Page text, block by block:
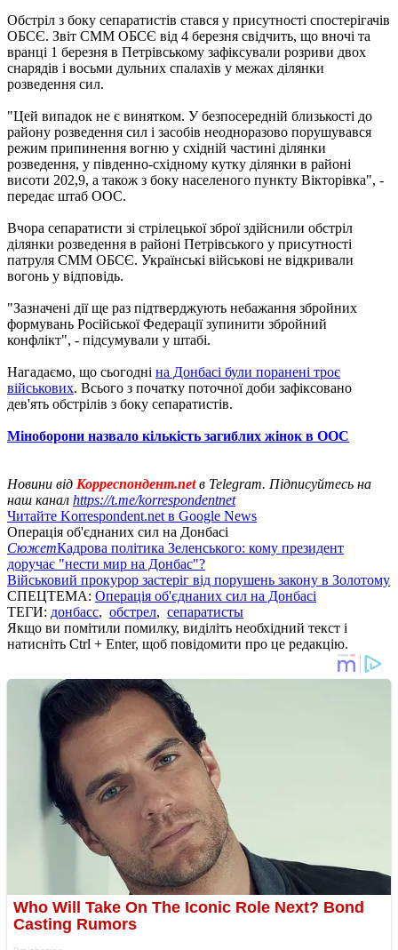
Обстріл з боку сепаратистів стався у присутності спостерігачів
ОБСЄ. Звіт СММ ОБСЄ від 4 березня свідчить, що вночі та
вранці 1 березня в Петрівському зафіксували розриви двох
снарядів і восьми дульних спалахів у межах ділянки
розведення сил.
"Цей випадок не є винятком. У безпосередній близькості до
району розведення сил і засобів неодноразово порушувався
режим припинення вогню у східній частині ділянки
розведення, у південно-східному кутку ділянки в районі
висоти 202,9, а також з боку населеного пункту Вікторівка", -
передає штаб ООС.
Вчора сепаратисти зі стрілецької зброї здійснили обстріл
ділянки розведення в районі Петрівського у присутності
патруля СММ ОБСЄ. Українські військові не відкривали
вогонь у відповідь.
"Зазначені дії ще раз підтверджують небажання збройних
формувань Російської Федерації зупинити збройний
конфлікт", - підсумували у штабі.
Нагадаємо, що сьогодні на Донбасі були поранені троє
військових. Всього з початку поточної доби зафіксовано
дев'ять обстрілів з боку сепаратистів.
Міноборони назвало кількість загиблих жінок в ООС
Новини від Корреспондент.netв Telegram. Підписуйтесь на
наш канал https://t.me/korrespondentnet
Читайте Korrespondent.net в Google News
Операція об'єднаних сил на Донбасі
СюжетКадрова політика Зеленського: кому президент
доручає "нести мир на Донбас"?
Військовий прокурор застеріг від порушень закону в Золотому
СПЕЦТЕМА: Операція об'єднаних сил на Донбасі
ТЕГИ: донбасс, обстрел, сепаратисты
Якщо ви помітили помилку, виділіть необхідний текст і
натисніть Ctrl + Enter, щоб повідомити про це редакцію.